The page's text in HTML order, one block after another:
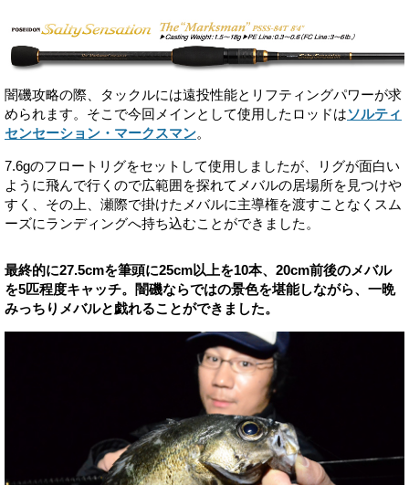
闇磯攻略の際、タックルには遠投性能とリフティングパワーが求
められます。そこで今回メインとして使用したロッドはソルティ
センセーション・マークスマン。
7.6gのフロートリグをセットして使用しましたが、リグが面白い
ように飛んで行くので広範囲を探れてメバルの居場所を見つけや
すく、その上、瀬際で掛けたメバルに主導権を渡すことなくスム
ーズにランディングへ持ち込むことができました。
最終的に27.5cmを筆頭に25cm以上を10本、20cm前後のメバル
を5匹程度キャッチ。闇磯ならではの景色を堪能しながら、一晩
みっちりメバルと戯れることができました。